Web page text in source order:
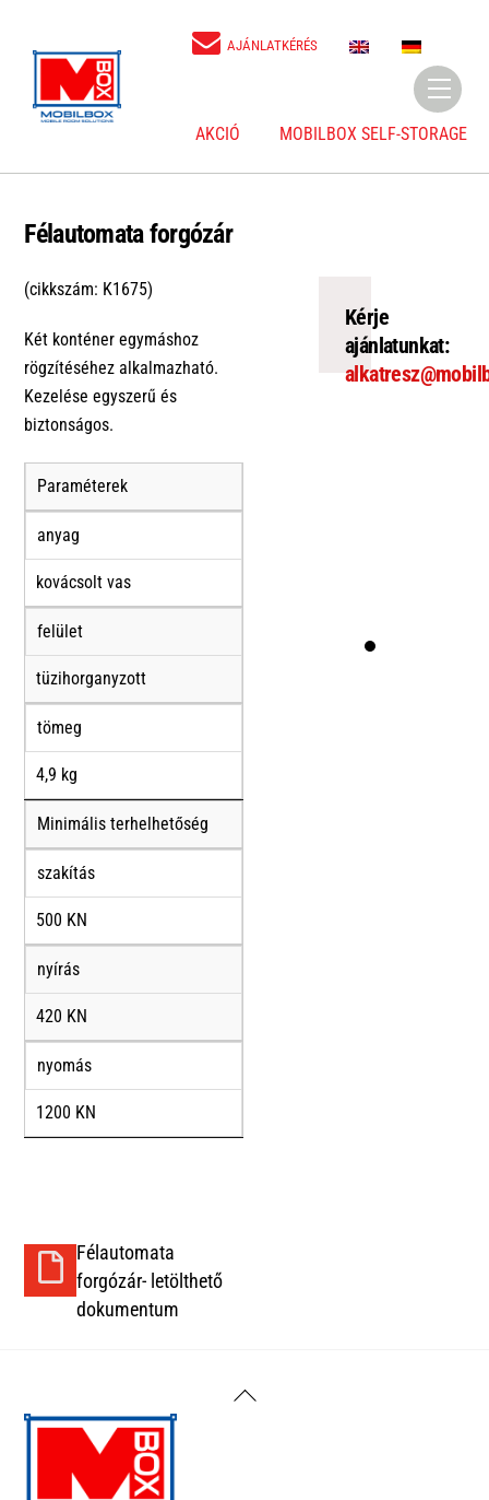
AJÁNLATKÉRÉS
E
D
Menu
AKCIÓ MOBILBOX SELF-STORAGE
Félautomata forgózár
(cikkszám: K1675)
Két konténer egymáshoz
rögzítéséhez alkalmazható.
Kezelése egyszerű és
biztonságos.
Paraméterek
anyag
kovácsolt vas
felület
tüzihorganyzott
tömeg
4,9 kg
Minimális terhelhetőség
szakítás
500 KN
nyírás
420 KN
nyomás
1200 KN
Félautomata
forgózár- letölthető
dokumentum
Kérje
ajánlatunkat:
Back